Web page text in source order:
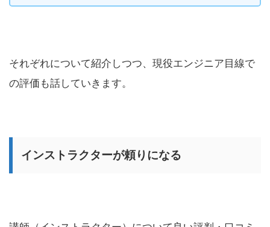
それぞれについて紹介しつつ、現役エンジニア目線で
の評価も話していきます。
インストラクターが頼りになる